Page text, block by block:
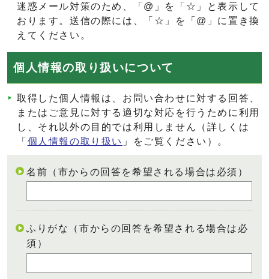
迷惑メール対策のため、「@」を「☆」と表示して
おります。送信の際には、「☆」を「@」に置き換
えてください。
個人情報の取り扱いについて
取得した個人情報は、お問い合わせに対する回答、
またはご意見に対する適切な対応を行うために利用
し、それ以外の目的では利用しません（詳しくは
「 個人情報の取り扱い 」をご覧ください）。
名前（市からの回答を希望される場合は必須）
ふりがな（市からの回答を希望される場合は必
須）